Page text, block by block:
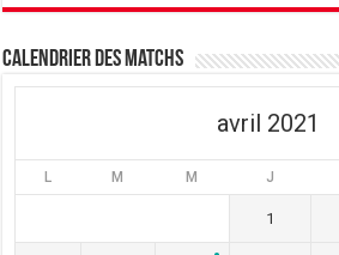
Calendrier des matchs
avril 2021
L M M J
1